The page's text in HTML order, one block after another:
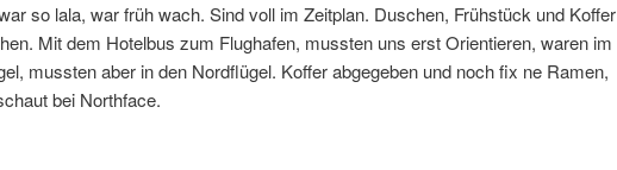
so lala, war früh wach. Sind voll im Zeitplan. Duschen, Frühstück und Koffer
Mit dem Hotelbus zum Flughafen, mussten uns erst Orientieren, waren im
mussten aber in den Nordflügel. Koffer abgegeben und noch fix ne Ramen,
bei Northface.